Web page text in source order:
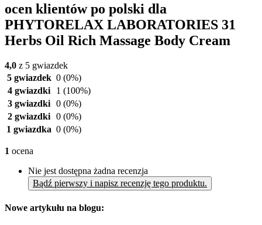
ocen klientów po polski dla
PHYTORELAX LABORATORIES 31
Herbs Oil Rich Massage Body Cream
4,0 z 5 gwiazdek
5 gwiazdek 0 (0%)
4 gwiazdki
1 (100%)
3 gwiazdki 0 (0%)
2 gwiazdki 0 (0%)
1 gwiazdka 0 (0%)
1 ocena
Nie jest dostępna żadna recenzja
Bądź pierwszy i napisz recenzję tego produktu.
Nowe artykułu na blogu: